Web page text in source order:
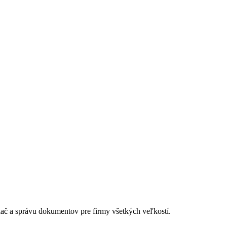
a správu dokumentov pre firmy všetkých veľkostí.